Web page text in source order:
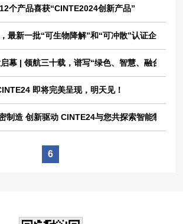
个产品喜获“CINTE2024创新产品”
最新一批“可生物降解”和“可冲散”认证企业及
幕 | 领航三十载，谱写“绿色、智慧、融合”产
即将完美呈现，明天见！
制造 创新驱动 CINTE24与您共探索智能制造的
6